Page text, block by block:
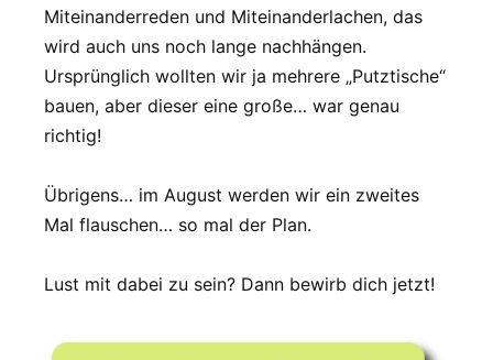
Miteinanderreden und Miteinanderlachen, das
wird auch uns noch lange nachhängen.
Ursprünglich wollten wir ja mehrere „Putztische“
bauen, aber dieser eine große… war genau
richtig!
Übrigens… im August werden wir ein zweites
Mal flauschen… so mal der Plan.
Lust mit dabei zu sein? Dann bewirb dich jetzt!